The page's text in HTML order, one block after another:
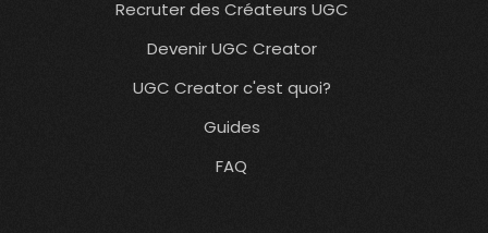
Recruter des Créateurs UGC
Devenir UGC Creator
UGC Creator c'est quoi?
Guides
FAQ